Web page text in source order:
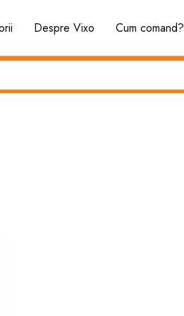
Despre Vixo Cum comand?